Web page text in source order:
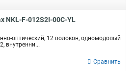
NKL-F-012S2I-00C-YL
оптический, 12 волокон, одномодовый
внутренни...
Сравнить